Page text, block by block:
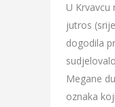
U Krvavcu
jutros
dogodila
Megane
oznaka